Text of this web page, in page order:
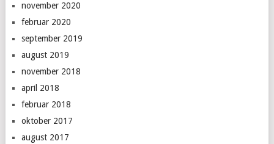
november 2020
februar 2020
september 2019
august 2019
november 2018
april 2018
februar 2018
oktober 2017
august 2017